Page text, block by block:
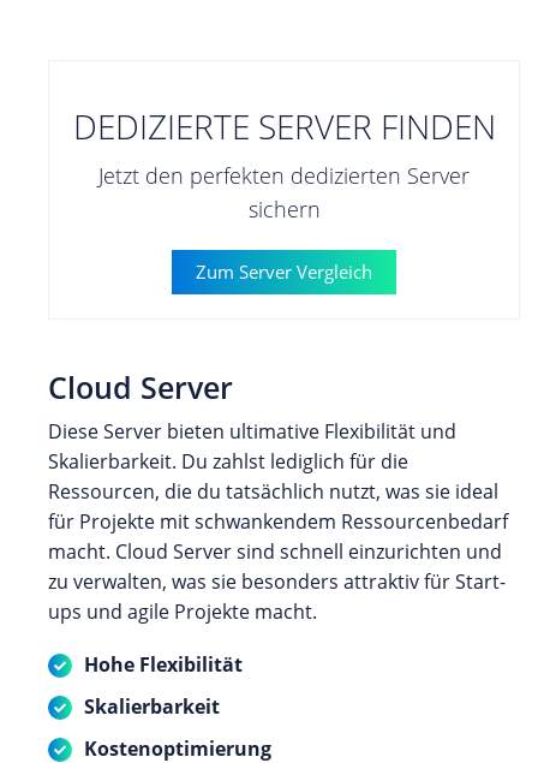
DEDIZIERTE SERVER FINDEN
Jetzt den perfekten dedizierten Server
sichern
Zum Server Vergleich
Cloud Server
Diese Server bieten ultimative Flexibilität und
Skalierbarkeit. Du zahlst lediglich für die
Ressourcen, die du tatsächlich nutzt, was sie ideal
für Projekte mit schwankendem Ressourcenbedarf
macht. Cloud Server sind schnell einzurichten und
zu verwalten, was sie besonders attraktiv für Start-
ups und agile Projekte macht.
Hohe Flexibilität
Skalierbarkeit
Kostenoptimierung